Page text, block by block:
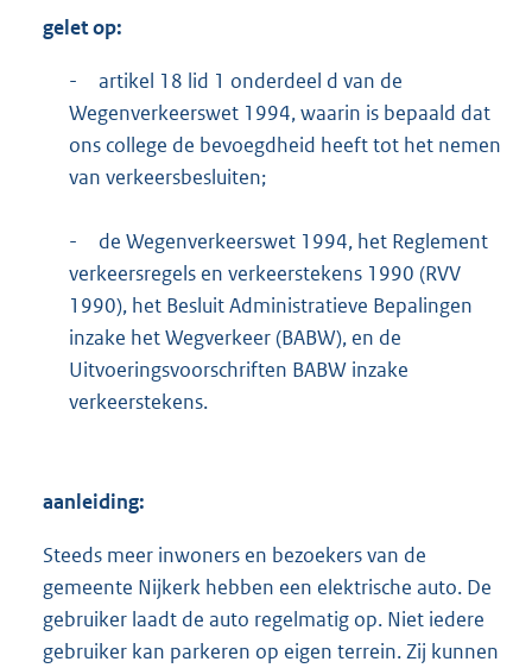
gelet op:
-
artikel 18 lid 1 onderdeel d van de
Wegenverkeerswet 1994, waarin is bepaald dat
ons college de bevoegdheid heeft tot het nemen
van verkeersbesluiten;
-
de Wegenverkeerswet 1994, het Reglement
verkeersregels en verkeerstekens 1990 (RVV
1990), het Besluit Administratieve Bepalingen
inzake het Wegverkeer (BABW), en de
Uitvoeringsvoorschriften BABW inzake
verkeerstekens.
aanleiding:
Steeds meer inwoners en bezoekers van de
gemeente Nijkerk hebben een elektrische auto. De
gebruiker laadt de auto regelmatig op. Niet iedere
gebruiker kan parkeren op eigen terrein. Zij kunnen